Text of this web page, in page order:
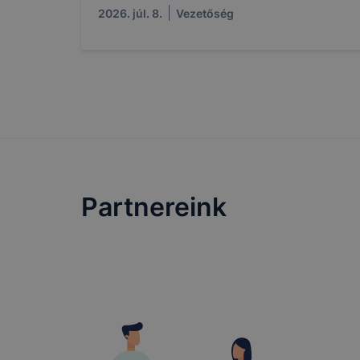
2026. júl. 8. Vezetőség
Partnereink